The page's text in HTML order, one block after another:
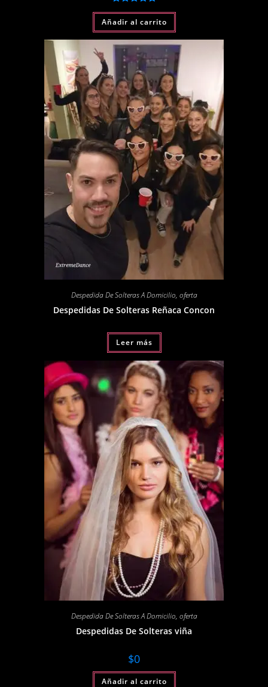
Valorado con
5.00de 5
Añadir al carrito
Despedida De Solteras A Domicilio, oferta
Despedidas De Solteras Reñaca Concon
Leer más
Despedida De Solteras A Domicilio, oferta
Despedidas De Solteras viña
$0
Añadir al carrito